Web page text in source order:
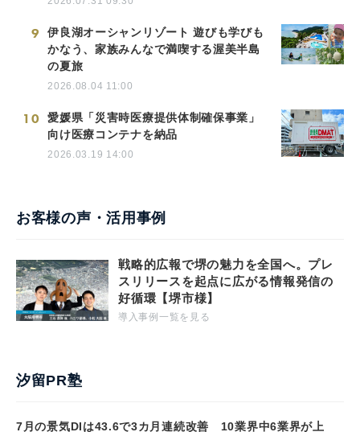
9
伊良湖オーシャンリゾート 遊びも学びも
かなう、家族みんなで満喫する渥美半島
の夏旅
2026.08.04 11:00
10
愛媛県「災害時医療提供体制確保事業」
向け医療コンテナを納品
2026.03.19 14:00
お客様の声・活用事例
戦略的広報で堺の魅力を全国へ。プレ
スリリースを起点に広がる情報発信の
好循環【堺市様】
導入事例一覧を見る
汐留PR塾
7月の景気DIは43.6で3カ月連続改善 10業界中6業界が上